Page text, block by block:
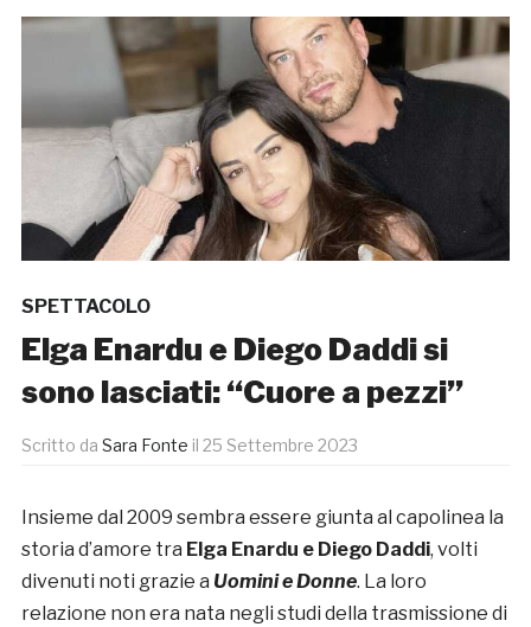
SPETTACOLO
Elga Enardu e Diego Daddi si
sono lasciati: “Cuore a pezzi”
Scritto da Sara Fonte il 25 Settembre 2023
Insieme dal 2009 sembra essere giunta al capolinea la
storia d’amore tra Elga Enardu e Diego Daddi, volti
divenuti noti grazie a Uomini e Donne. La loro
relazione non era nata negli studi della trasmissione di